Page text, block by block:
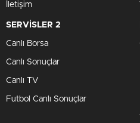
İletişim
SERVİSLER 2
Canlı Borsa
Canlı Sonuçlar
Canlı TV
Futbol Canlı Sonuçlar